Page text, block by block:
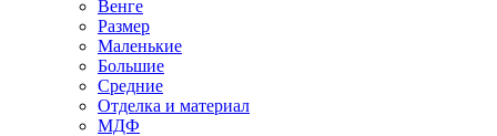
Венге
Размер
Маленькие
Большие
Средние
Отделка и материал
МДФ